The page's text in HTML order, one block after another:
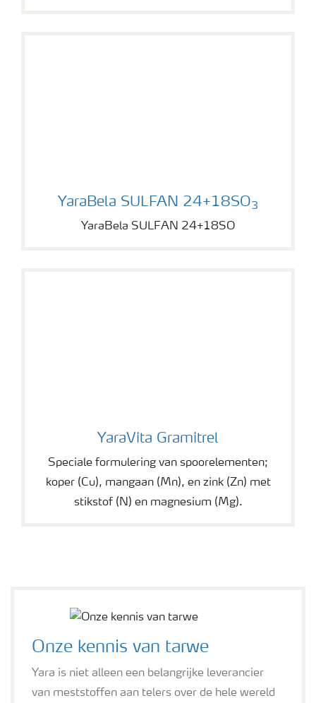
YaraBela SULFAN 24+18SO3
YaraBela SULFAN 24+18SO
YaraVita Gramitrel
Speciale formulering van spoorelementen;
koper (Cu), mangaan (Mn), en zink (Zn) met
stikstof (N) en magnesium (Mg).
Onze kennis van tarwe
Yara is niet alleen een belangrijke leverancier
van meststoffen aan telers over de hele wereld